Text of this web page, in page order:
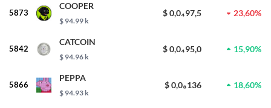
5873
COOPER
$ 94.99 k
$ 0,0₄97,5 23,60%
5842
CATCOIN
$ 94.96 k
$ 0,0₄95,0 15,90%
5866
PEPPA
$ 94.93 k
$ 0,0₈136 18,60%